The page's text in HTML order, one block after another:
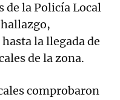
la Policía Local
la llegada de
de la zona.
comprobaron